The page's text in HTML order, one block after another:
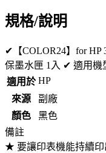
規格/說明
✔【COLOR24】for
保墨水匣 1入 ✔ 適用機
適用於 HP
來源
副廠
顏色
黑色
備註
★ 要讓印表機能持續印